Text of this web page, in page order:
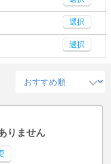
選択
選択
りません